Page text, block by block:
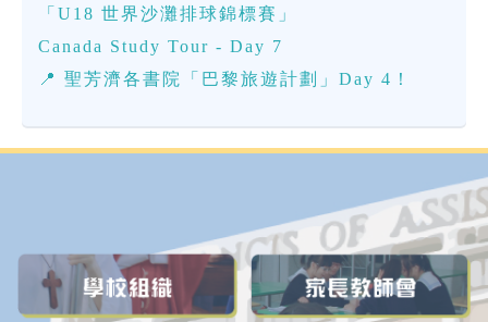
「U18 世界沙灘排球錦標賽」
Canada Study Tour - Day 7
📍 聖芳濟各書院「巴黎旅遊計劃」Day 4！